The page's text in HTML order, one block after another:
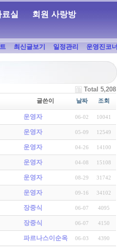
료실 회원 사랑방
최신글보기 일정관리 운영진코너
Total 5,208
글쓴이 날짜 조회
운영자 06-02 10041
운영자 05-09 12549
운영자 04-26 14100
운영자 04-08 15108
운영자 08-29 31742
운영자 09-16 34102
장중식 06-07 4095
장중식 06-07 4150
파르나스이순옥 06-03 4390